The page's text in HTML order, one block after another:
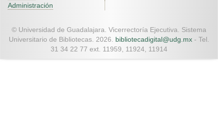
Administración
© Universidad de Guadalajara. Vicerrectoría Ejecutiva. Sistema
Universitario de Bibliotecas. 2026. bibliotecadigital@udg.mx - Tel.
31 34 22 77 ext. 11959, 11924, 11914